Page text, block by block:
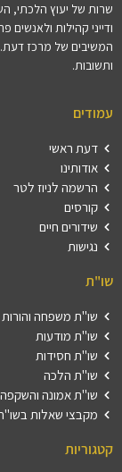
שרות של יעוץ הלכתי,
ודייני קהילות ולאנשים
המשיבים של מרכז
ותשובות.
עמודים
דעת ראשי
אודותינו
הרשמה לניוז לטר
קורסים
שידורים חיים
נגישות
שו"ת
שו"ת משפחה והורות
שו"ת מודעות
שו"ת חסידות
שו"ת הלכה
שו"ת אמונה והשקפה
מקבצי שאלות
קטגוריות